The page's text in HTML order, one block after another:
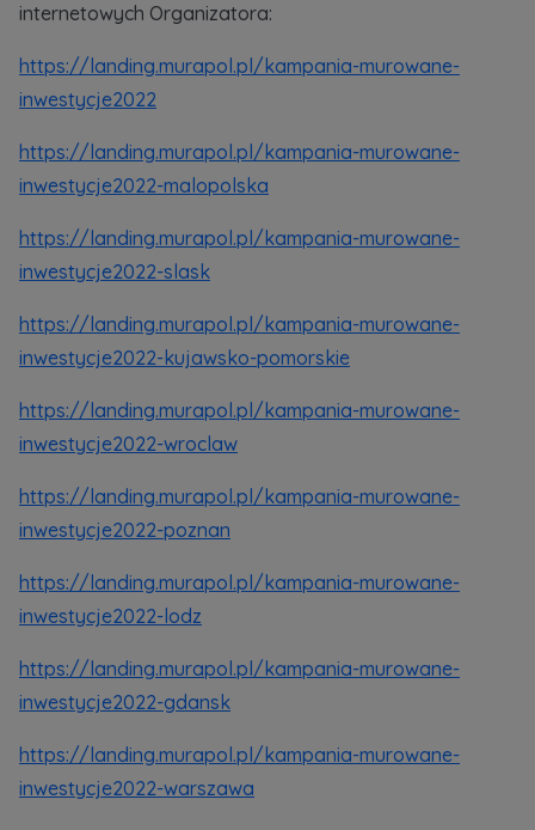
internetowych Organizatora:
https://landing.murapol.pl/kampania-murowane-
inwestycje2022
https://landing.murapol.pl/kampania-murowane-
inwestycje2022-malopolska
https://landing.murapol.pl/kampania-murowane-
inwestycje2022-slask
https://landing.murapol.pl/kampania-murowane-
inwestycje2022-kujawsko-pomorskie
https://landing.murapol.pl/kampania-murowane-
inwestycje2022-wroclaw
https://landing.murapol.pl/kampania-murowane-
inwestycje2022-poznan
https://landing.murapol.pl/kampania-murowane-
inwestycje2022-lodz
https://landing.murapol.pl/kampania-murowane-
inwestycje2022-gdansk
https://landing.murapol.pl/kampania-murowane-
inwestycje2022-warszawa